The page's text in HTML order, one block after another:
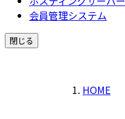
会員管理システム
閉じる
HOME